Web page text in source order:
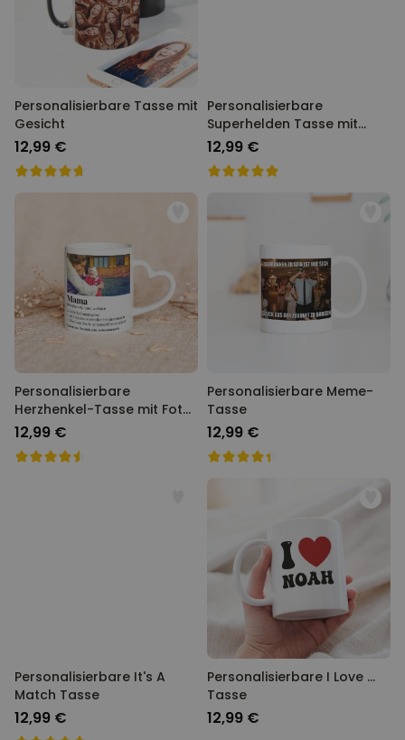
Personalisierbare Tasse mit
Gesicht
12,99 €
Personalisierbare
Superhelden Tasse mit
Gesicht
12,99 €
Personalisierbare
Herzhenkel-Tasse mit Foto
und Definition
12,99 €
Personalisierbare Meme-
Tasse
12,99 €
Personalisierbare It's A
Match Tasse
12,99 €
Personalisierbare I Love ...
Tasse
12,99 €